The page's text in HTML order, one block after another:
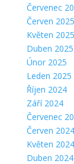
Červenec
Červen 2025
Květen 2025
Duben 2025
Únor 2025
Leden 2025
Říjen 2024
Září 2024
Červenec
Červen 2024
Květen 2024
Duben 2024